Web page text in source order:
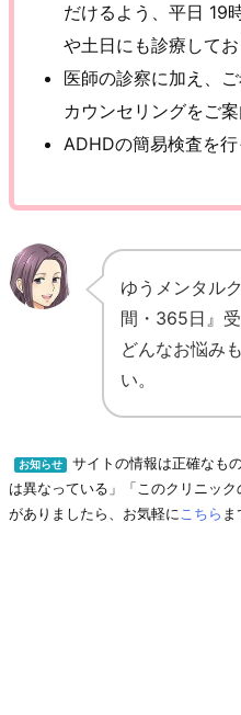
だけるよう、平日 19
や土日にも診療してお
医師の診察に加え、
カウンセリングをご案
ADHDの簡易検査を行
ゆうメンタル
間・365日』
どんなお悩み
い。
お知らせ
サイトの情報は正確なも
は異なっている」「このクリニッ
がありましたら、お気軽にこちら ま